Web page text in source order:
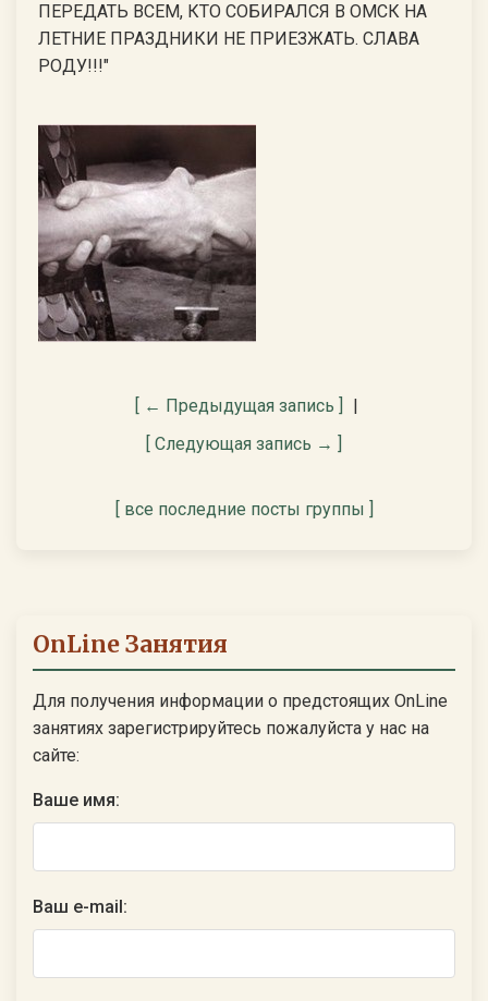
ПЕРЕДАТЬ ВСЕМ, КТО СОБИРАЛСЯ В ОМСК НА
ЛЕТНИЕ ПРАЗДНИКИ НЕ ПРИЕЗЖАТЬ. СЛАВА
РОДУ!!!"
[ ← Предыдущая запись ]
|
[ Следующая запись → ]
[ все последние посты группы ]
OnLine Занятия
Для получения информации о предстоящих OnLine
занятиях зарегистрируйтесь пожалуйста у нас на
сайте:
Ваше имя:
Ваш e-mail: